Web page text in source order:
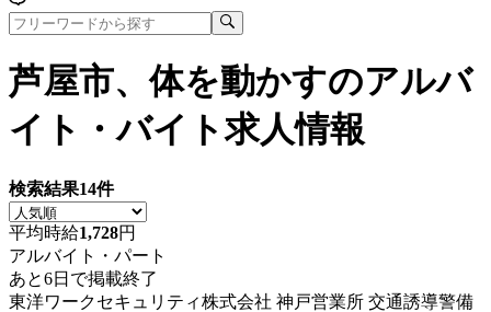
芦屋市、体を動かすのアルバ
イト・バイト求人情報
検索結果14件
平均時給1,728円
アルバイト・パート
あと6日で掲載終了
東洋ワークセキュリティ株式会社 神戸営業所 交通誘導警備